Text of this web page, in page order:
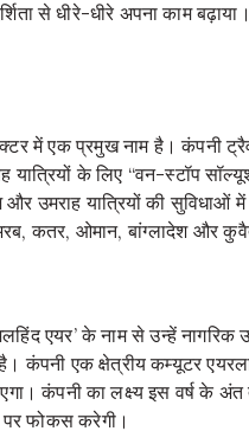
से धीरे-धीरे अपना काम
में एक प्रमुख नाम है। कंपनी
यात्रियों के लिए “वन-स्टॉप
यात्रियों की सुविधाओं में
कतर, ओमान, बांग्लादेश और
एयर’ के नाम से उन्हें
कंपनी एक क्षेत्रीय कम्यूटर
कंपनी का लक्ष्य इस वर्ष के
पर फोकस करेगी।